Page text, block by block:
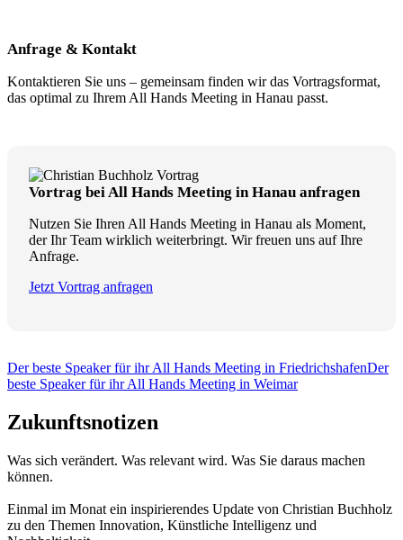
Anfrage & Kontakt
Kontaktieren Sie uns – gemeinsam finden wir das Vortragsformat,
das optimal zu Ihrem All Hands Meeting in Hanau passt.
Vortrag bei All Hands Meeting in Hanau anfragen
Nutzen Sie Ihren All Hands Meeting in Hanau als Moment,
der Ihr Team wirklich weiterbringt. Wir freuen uns auf Ihre
Anfrage.
Jetzt Vortrag anfragen
Der beste Speaker für ihr All Hands Meeting in FriedrichshafenDer
beste Speaker für ihr All Hands Meeting in Weimar
Zukunftsnotizen
Was sich verändert. Was relevant wird. Was Sie daraus machen
können.
Einmal im Monat ein inspirierendes Update von Christian Buchholz
zu den Themen Innovation, Künstliche Intelligenz und